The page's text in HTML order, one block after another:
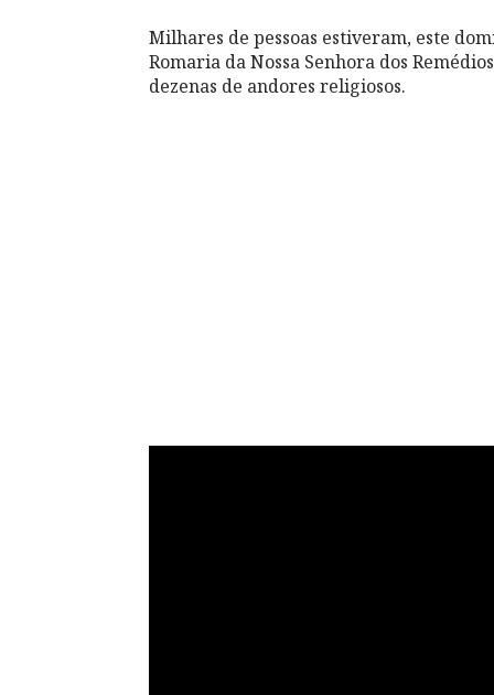
Milhares de pessoas estiveram, este
Romaria da Nossa Senhora dos
dezenas de andores religiosos.